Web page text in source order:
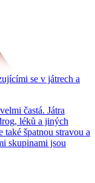
se v játrech a
častá. Játra
léků a jiných
špatnou stravou a
skupinami jsou